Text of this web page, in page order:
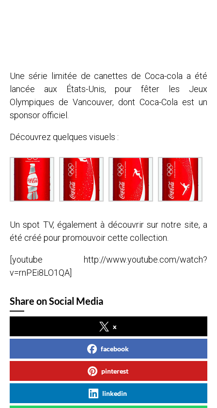
Une série limitée de canettes de Coca-cola a été
lancée aux États-Unis, pour fêter les Jeux
Olympiques de Vancouver, dont Coca-Cola est un
sponsor officiel.
Découvrez quelques visuels :
Un spot TV, également à découvrir sur notre site, a
été créé pour promouvoir cette collection.
[youtube http://www.youtube.com/watch?
v=rnPEi8LO1QA]
Share on Social Media
x
facebook
pinterest
linkedin